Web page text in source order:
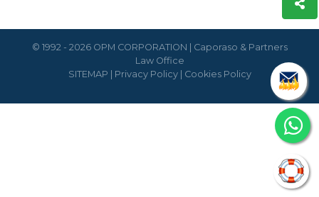
© 1992 - 2026 OPM CORPORATION | Caporaso & Partners
Law Office
SITEMAP
Privacy Policy| Cookies Policy